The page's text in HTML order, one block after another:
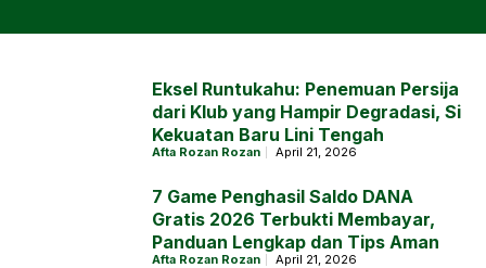
Eksel Runtukahu: Penemuan Persija
dari Klub yang Hampir Degradasi, Si
Kekuatan Baru Lini Tengah
Afta Rozan Rozan April 21, 2026
7 Game Penghasil Saldo DANA
Gratis 2026 Terbukti Membayar,
Panduan Lengkap dan Tips Aman
Afta Rozan Rozan April 21, 2026